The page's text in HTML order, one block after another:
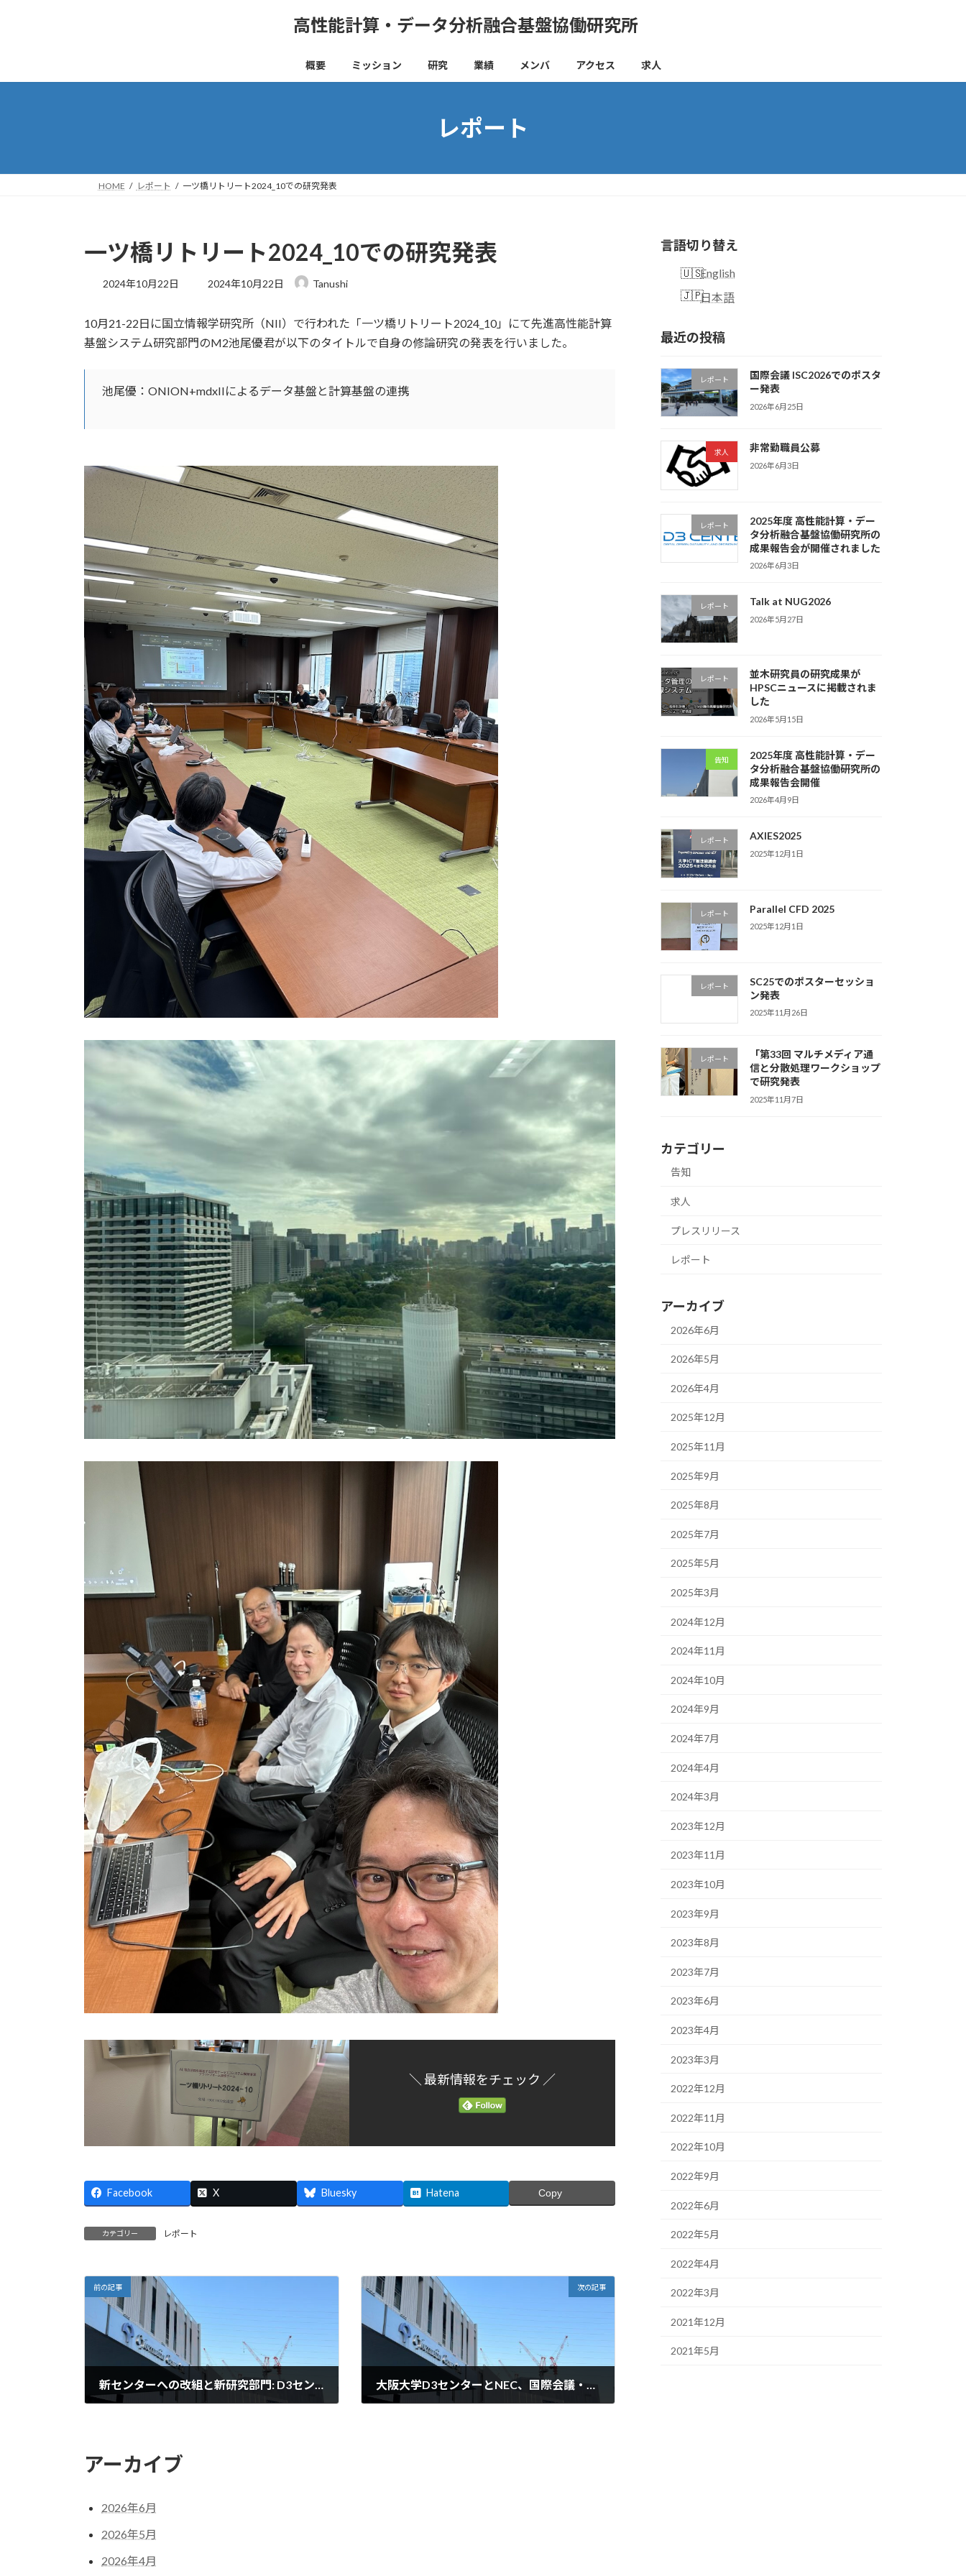
高性能計算・データ分析融合基盤協働研究所
概要 ミッション 研究 業績 メンバ アクセス 求人
レポート
HOME レポート 一ツ橋リトリート2024_10での研究発表
一ツ橋リトリート2024_10での研究発表
2024年10月22日
最
新
日
2024年10月22日 Tanushi
10月21-22日に国立情報学研究所（NII）で行われた「一ツ橋リトリート2024_10」にて先進高性能計算
基盤システム研究部門のM2池尾優君が以下のタイトルで自身の修論研究の発表を行いました。
池尾優：ONION+mdxIIによるデータ基盤と計算基盤の連携
＼ 最新情報をチェック ／
Facebook X Bluesky Hatena Copy
カテゴリー レポート
前の記事 次の記事
言語切り替え
English
日本語
最近の投稿
レポート
国際会議 ISC2026でのポスタ
ー発表
2026年6月25日
求人 非常勤職員公募
2026年6月3日
レポート
2025年度 高性能計算・デー
タ分析融合基盤協働研究所の
成果報告会が開催されました
2026年6月3日
レポート Talk at NUG2026
2026年5月27日
レポート
並木研究員の研究成果が
HPSCニュースに掲載されま
した
2026年5月15日
告知
2025年度 高性能計算・デー
タ分析融合基盤協働研究所の
成果報告会開催
2026年4月9日
レポート AXIES2025
2025年12月1日
レポート Parallel CFD 2025
2025年12月1日
レポート
SC25でのポスターセッショ
ン発表
2025年11月26日
レポート
「第33回 マルチメディア通
信と分散処理ワークショップ
で研究発表
2025年11月7日
カテゴリー
告知
求人
プレスリリース
レポート
アーカイブ
2026年6月
2026年5月
2026年4月
2025年12月
2025年11月
2025年9月
2025年8月
2025年7月
2025年5月
2025年3月
2024年12月
2024年11月
2024年10月
2024年9月
2024年7月
2024年4月
2024年3月
2023年12月
2023年11月
2023年10月
2023年9月
2023年8月
2023年7月
2023年6月
2023年4月
2023年3月
2022年12月
2022年11月
2022年10月
2022年9月
2022年6月
2022年5月
2022年4月
2022年3月
2021年12月
2021年5月
アーカイブ
2026年6月
2026年5月
2026年4月